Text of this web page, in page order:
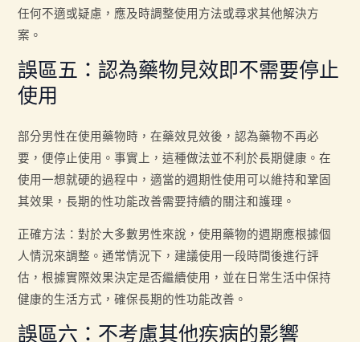
任何不適或疑慮，應及時調整使用方法或尋求其他解決方
案。
誤區五：認為藥物見效即不需要停止
使用
部分男性在使用藥物時，在藥效見效後，認為藥物不再必
要，便停止使用。事實上，這種做法並不利於長期健康。在
使用一想就硬的過程中，適當的週期性使用可以維持和鞏固
其效果，長期的性功能改善需要持續的關注和護理。
正確方法：對於大多數男性來說，使用藥物的週期應根據個
人情況來調整。通常情況下，建議使用一段時間後進行評
估，根據實際效果決定是否繼續使用，並在日常生活中保持
健康的生活方式，確保長期的性功能改善。
誤區六：不考慮其他疾病的影響